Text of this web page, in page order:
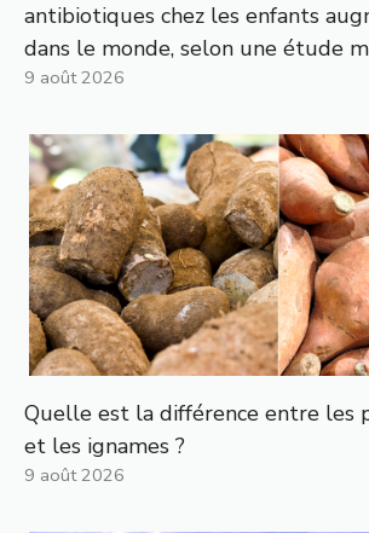
antibiotiques chez les enfants
dans le monde, selon une étude
9 août 2026
Quelle est la différence entre les
et les ignames ?
9 août 2026